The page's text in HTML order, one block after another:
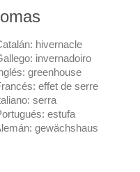
hivernacle
invernadoiro
greenhouse
effet de serre
serra
estufa
gewächshaus